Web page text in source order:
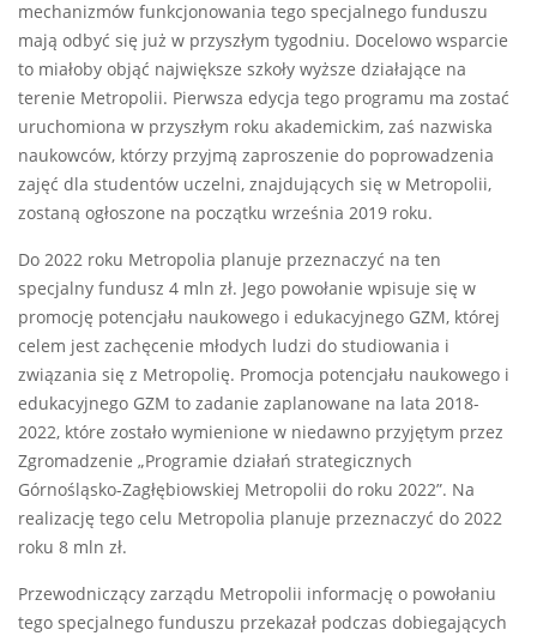
mechanizmów funkcjonowania tego specjalnego funduszu
mają odbyć się już w przyszłym tygodniu. Docelowo wsparcie
to miałoby objąć największe szkoły wyższe działające na
terenie Metropolii. Pierwsza edycja tego programu ma zostać
uruchomiona w przyszłym roku akademickim, zaś nazwiska
naukowców, którzy przyjmą zaproszenie do poprowadzenia
zajęć dla studentów uczelni, znajdujących się w Metropolii,
zostaną ogłoszone na początku września 2019 roku.
Do 2022 roku Metropolia planuje przeznaczyć na ten
specjalny fundusz 4 mln zł. Jego powołanie wpisuje się w
promocję potencjału naukowego i edukacyjnego GZM, której
celem jest zachęcenie młodych ludzi do studiowania i
związania się z Metropolię. Promocja potencjału naukowego i
edukacyjnego GZM to zadanie zaplanowane na lata 2018-
2022, które zostało wymienione w niedawno przyjętym przez
Zgromadzenie „Programie działań strategicznych
Górnośląsko-Zagłębiowskiej Metropolii do roku 2022”. Na
realizację tego celu Metropolia planuje przeznaczyć do 2022
roku 8 mln zł.
Przewodniczący zarządu Metropolii informację o powołaniu
tego specjalnego funduszu przekazał podczas dobiegających